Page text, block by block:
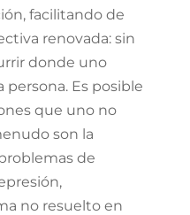
facilitando de
renovada: sin
donde uno
Es posible
que uno no
son la
de
no resuelto en